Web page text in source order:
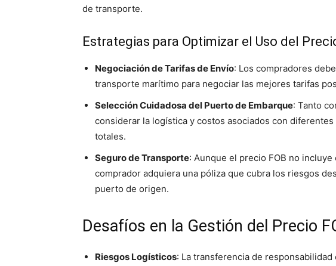
de transporte.
Estrategias para Optimizar el Uso del
Negociación de Tarifas de Envío: Los compradores
transporte marítimo para negociar las mejores tarifas
Selección Cuidadosa del Puerto de Embarque: Tanto
considerar la logística y costos asociados con
totales.
Seguro de Transporte: Aunque el precio FOB no
comprador adquiera una póliza que cubra los riesgos
puerto de origen.
Desafíos en la Gestión del Precio
Riesgos Logísticos: La transferencia de